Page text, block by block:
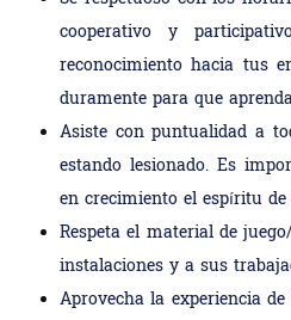
cooperativo y
reconocimiento hacia tus
duramente para que
Asiste con puntualidad a
estando lesionado. Es
en crecimiento el espíritu de
Respeta el material de
instalaciones y a sus
Aprovecha la experiencia